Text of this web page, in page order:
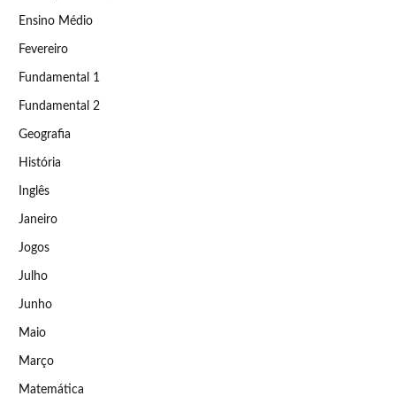
Ensino Médio
Fevereiro
Fundamental 1
Fundamental 2
Geografia
História
Inglês
Janeiro
Jogos
Julho
Junho
Maio
Março
Matemática